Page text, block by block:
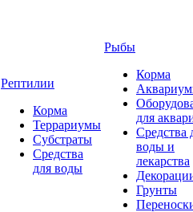
Рептилии
Корма
Террариумы
Субстраты
Средства
для воды
Рыбы
Корма
для
Средства
воды и
лекарства
Грунты